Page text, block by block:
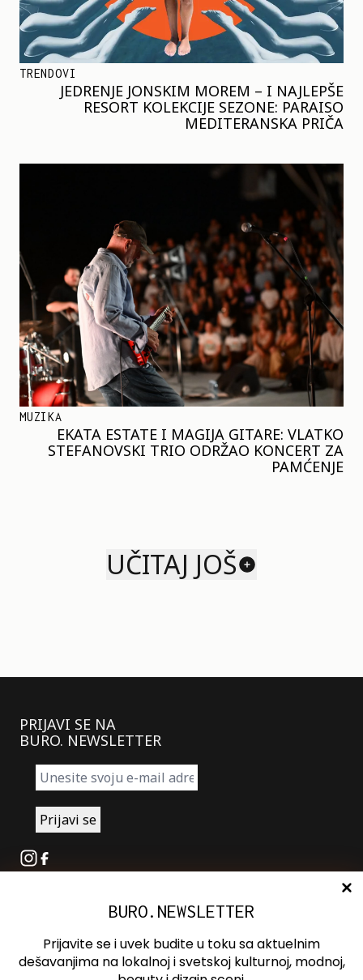
TRENDOVI
JEDRENJE JONSKIM MOREM – I NAJLEPŠE
RESORT KOLEKCIJE SEZONE: PARAISO
MEDITERANSKA PRIČA
MUZIKA
EKATA ESTATE I MAGIJA GITARE: VLATKO
STEFANOVSKI TRIO ODRŽAO KONCERT ZA
PAMĆENJE
UČITAJ JOŠ
PRIJAVI SE NA
BURO. NEWSLETTER
Instagram
Facebook
Oglašavanje
Kontakt
BURO.NEWSLETTER
Prijavite se i uvek budite u toku sa aktuelnim
dešavanjima na lokalnoj i svetskoj kulturnoj, modnoj,